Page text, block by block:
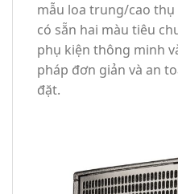
mẫu loa trung/cao thụ
có sẵn hai màu tiêu
phụ kiện thông minh
pháp đơn giản và an
đặt.